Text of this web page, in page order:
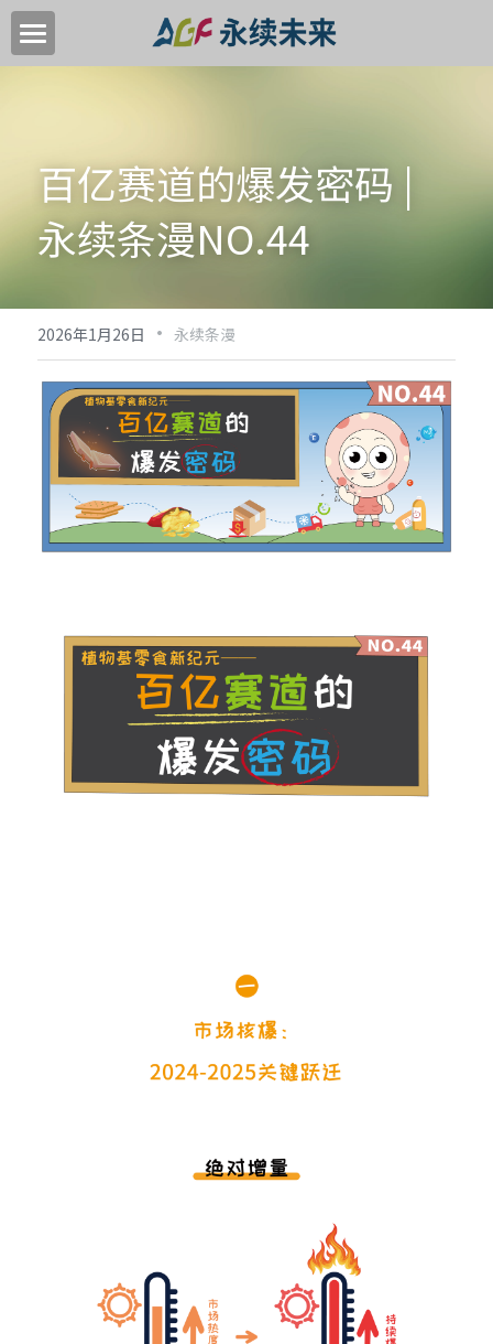
首页
关键领域
中国高质量转型目标
新闻中心
永续活动
EN
百亿赛道的爆发密码 |
永续条漫NO.44
2026年1月26日 · 永续条漫